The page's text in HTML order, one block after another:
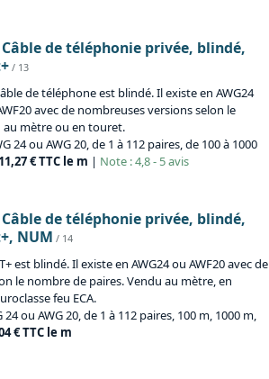
Câble de téléphonie privée, blindé,
/ 13
de téléphone est blindé. Il existe en AWG24
avec de nombreuses versions selon le
au mètre ou en touret.
24 ou AWG 20, de 1 à 112 paires, de 100 à 1000
€ TTC le m | Note : 4,8 - 5 avis
Câble de téléphonie privée, blindé,
NUM / 14
est blindé. Il existe en AWG24 ou AWF20 avec de
le nombre de paires. Vendu au mètre, en
feu ECA.
ou AWG 20, de 1 à 112 paires, 100 m, 1000 m,
€ TTC le m